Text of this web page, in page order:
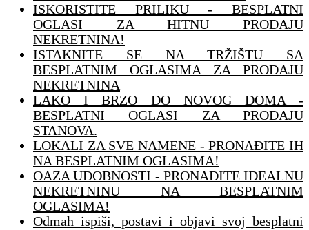
ISKORISTITE PRILIKU - BESPLATNI
OGLASI ZA HITNU PRODAJU
NEKRETNINA!
ISTAKNITE SE NA TRŽIŠTU SA
BESPLATNIM OGLASIMA ZA PRODAJU
NEKRETNINA
LAKO I BRZO DO NOVOG DOMA -
BESPLATNI OGLASI ZA PRODAJU
STANOVA.
LOKALI ZA SVE NAMENE - PRONAĐITE IH
NA BESPLATNIM OGLASIMA!
OAZA UDOBNOSTI - PRONAĐITE IDEALNU
NEKRETNINU NA BESPLATNIM
OGLASIMA!
Odmah ispiši, postavi i objavi svoj besplatni